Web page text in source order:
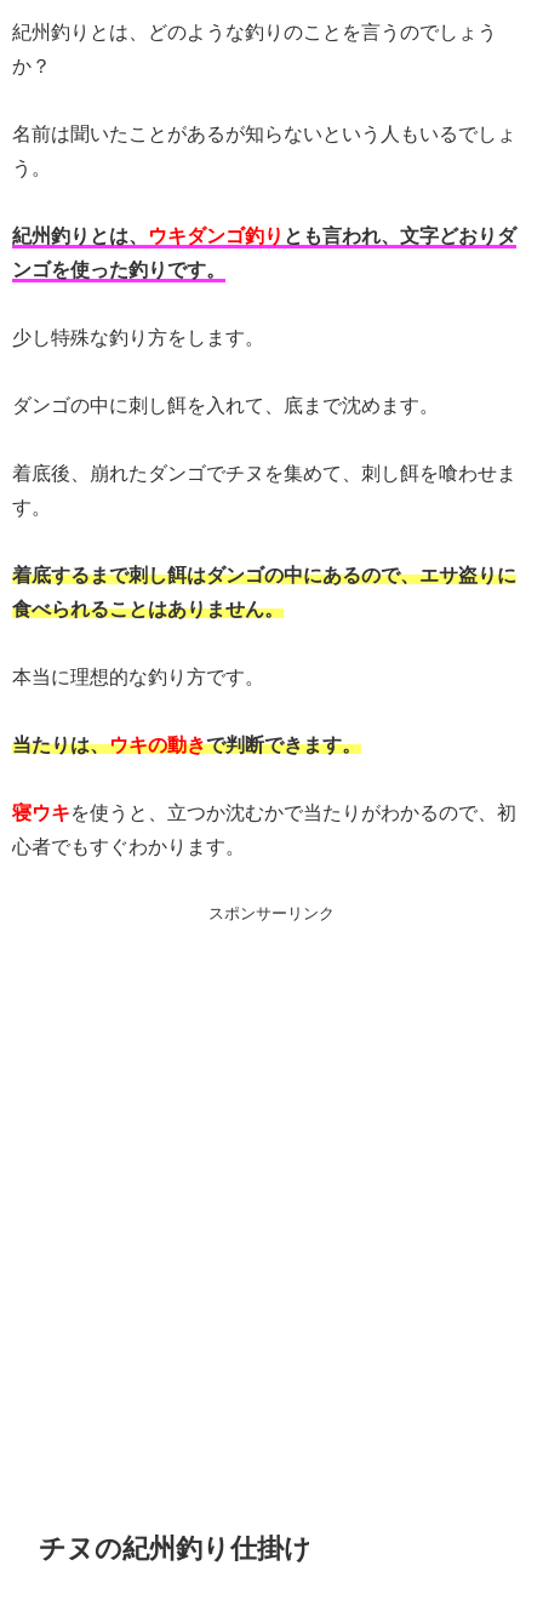
紀州釣りとは、どのような釣りのことを言うのでしょう
か？
名前は聞いたことがあるが知らないという人もいるでしょ
う。
紀州釣りとは、 ウキダンゴ釣り とも言われ、文字どおりダ
ンゴを使った釣りです。
少し特殊な釣り方をします。
ダンゴの中に刺し餌を入れて、底まで沈めます。
着底後、崩れたダンゴでチヌを集めて、刺し餌を喰わせま
す。
着底するまで刺し餌はダンゴの中にあるので、エサ盗りに
食べられることはありません。
本当に理想的な釣り方です。
当たりは、ウキの動きで判断できます。
寝ウキを使うと、立つか沈むかで当たりがわかるので、初
心者でもすぐわかります。
スポンサーリンク
チヌの紀州釣り仕掛け